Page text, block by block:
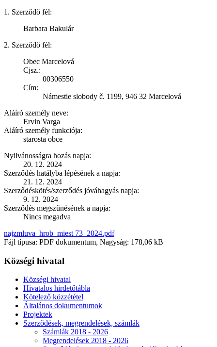
1. Szerződő fél:
Barbara Bakulár
2. Szerződő fél:
Obec Marcelová
Cjsz.:
00306550
Cím:
Námestie slobody č. 1199, 946 32 Marcelová
Aláíró személy neve:
Ervin Varga
Aláíró személy funkciója:
starosta obce
Nyilvánosságra hozás napja:
20. 12. 2024
Szerződés hatályba lépésének a napja:
21. 12. 2024
Szerződéskötés/szerződés jóváhagyás napja:
9. 12. 2024
Szerződés megszűnésének a napja:
Nincs megadva
najzmluva_hrob_miest 73_2024.pdf
Fájl típusa: PDF dokumentum, Nagyság: 178,06 kB
Községi hivatal
Községi hivatal
Hivatalos hirdetőtábla
Kötelező közzététel
Általános dokumentumok
Projektek
Szerződések, megrendelések, számlák
Számlák 2018 - 2026
Megrendelések 2018 - 2026